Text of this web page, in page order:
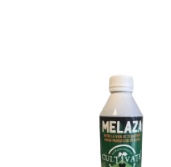
CULTIVATE
cantidad